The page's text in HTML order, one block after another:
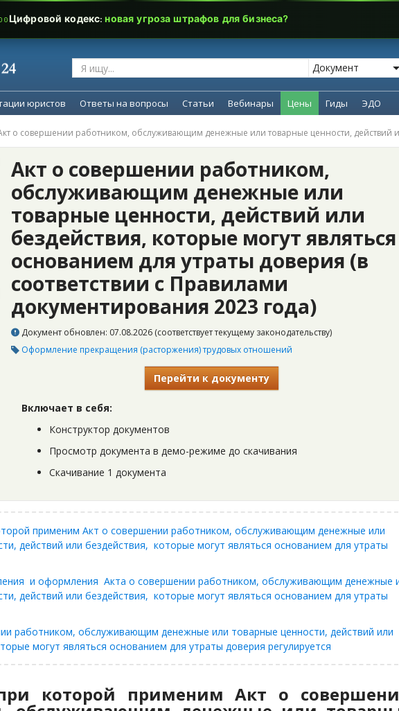
юристов Ответы на вопросы Статьи Вебинары Цены Гиды ЭДО
о совершении работником, обслуживающим денежные или товарные ценности, действий
Акт о совершении работником,
обслуживающим денежные или
товарные ценности, действий или
бездействия, которые могут являться
основанием для утраты доверия (в
соответствии с Правилами
документирования 2023 года)
Документ обновлен: 07.08.2026 (соответствует текущему законодательству)
Оформление прекращения (расторжения) трудовых отношений
Перейти к документу
Включает в себя:
Конструктор документов
Просмотр документа в демо-режиме до скачивания
Скачивание 1 документа
применим Акт о совершении работником, обслуживающим денежные или
действий или бездействия, которые могут являться основанием для утраты
и оформления Акта о совершении работником, обслуживающим денежные
действий или бездействия, которые могут являться основанием для утраты
работником, обслуживающим денежные или товарные ценности, действий или
могут являться основанием для утраты доверия регулируется
которой применим Акт о
Цифровой кодекс:новая угроза штрафов для бизнеса?